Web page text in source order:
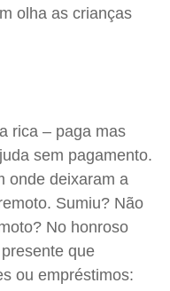
olha as crianças
rica – paga mas
sem pagamento.
onde deixaram a
Sumiu? Não
No honroso
que
ou empréstimos: